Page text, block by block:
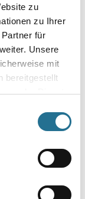
zu
zu Ihrer
für
Unsere
mit
bereitgestellt
der Dienste